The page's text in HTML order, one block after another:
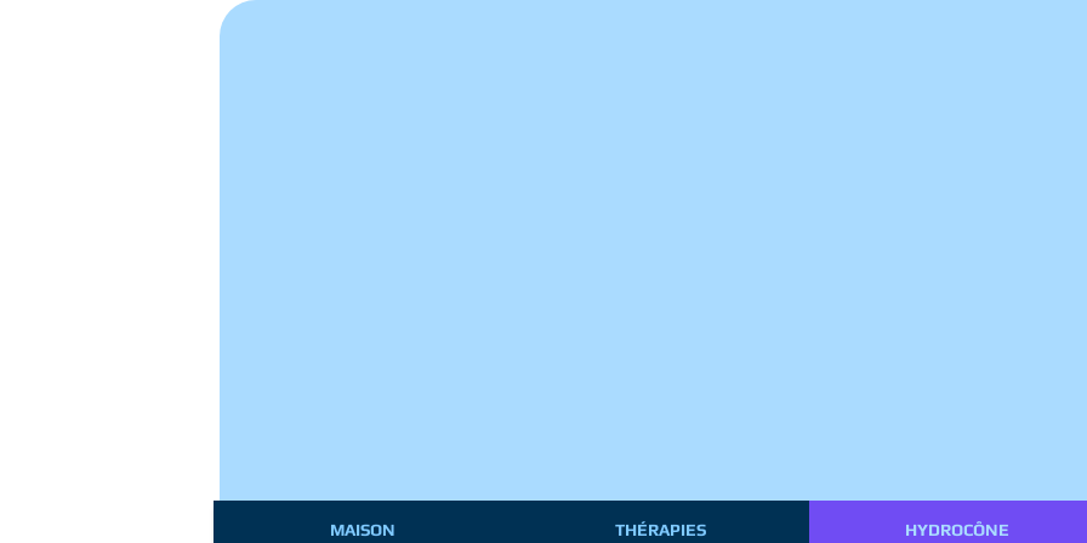
MAISON THÉRAPIES HYDROCÔNE